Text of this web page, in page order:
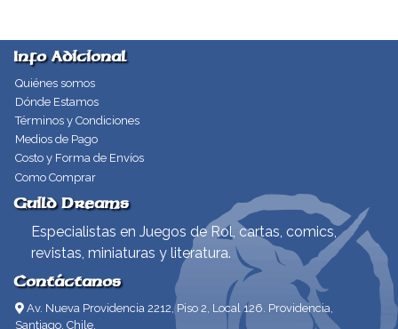
Info Adicional
Quiénes somos
Dónde Estamos
Términos y Condiciones
Medios de Pago
Costo y Forma de Envíos
Como Comprar
Guild Dreams
Especialistas en Juegos de Rol, cartas, comics,
revistas, miniaturas y literatura.
Contáctanos
Av. Nueva Providencia 2212, Piso 2, Local 126. Providencia,
Santiago, Chile.